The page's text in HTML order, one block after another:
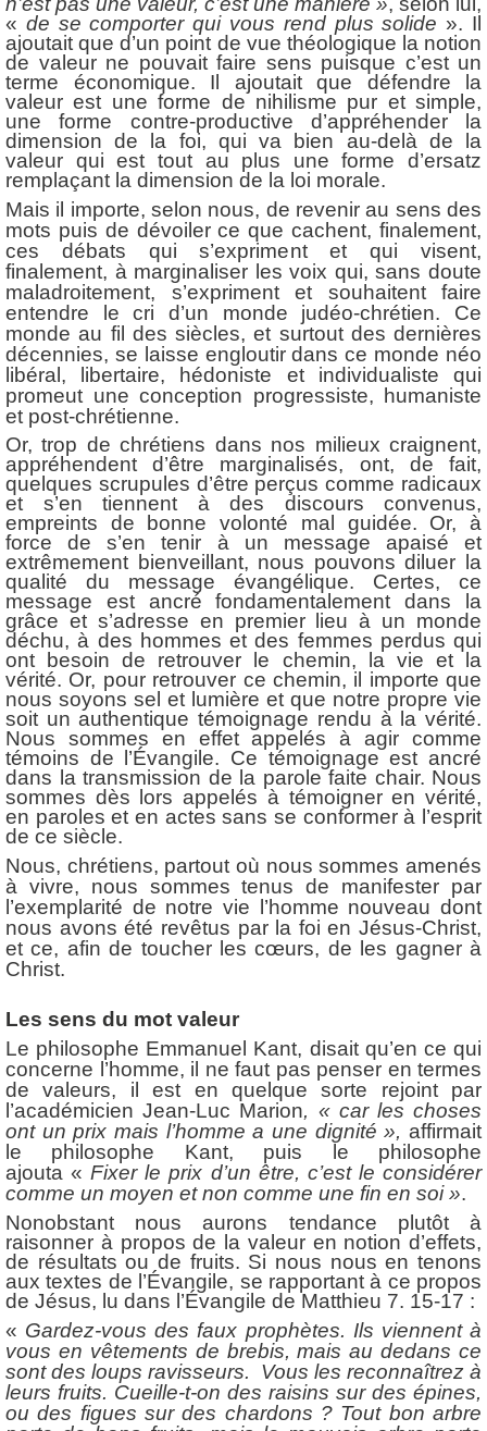
« de se comporter qui vous rend plus solide ». Il
ajoutait que d’un point de vue théologique la notion
de valeur ne pouvait faire sens puisque c’est un
terme économique. Il ajoutait que défendre la
valeur est une forme de nihilisme pur et simple,
une forme contre-productive d’appréhender la
dimension de la foi, qui va bien au-delà de la
valeur qui est tout au plus une forme d’ersatz
remplaçant la dimension de la loi morale.
Mais il importe, selon nous, de revenir au sens des
mots puis de dévoiler ce que cachent, finalement,
ces débats qui s’expriment et qui visent,
finalement, à marginaliser les voix qui, sans doute
maladroitement, s’expriment et souhaitent faire
entendre le cri d’un monde judéo-chrétien. Ce
monde au fil des siècles, et surtout des dernières
décennies, se laisse engloutir dans ce monde néo
libéral, libertaire, hédoniste et individualiste qui
promeut une conception progressiste, humaniste
et post-chrétienne.
Or, trop de chrétiens dans nos milieux craignent,
appréhendent d’être marginalisés, ont, de fait,
quelques scrupules d’être perçus comme radicaux
et s’en tiennent à des discours convenus,
empreints de bonne volonté mal guidée. Or, à
force de s’en tenir à un message apaisé et
extrêmement bienveillant, nous pouvons diluer la
qualité du message évangélique. Certes, ce
message est ancré fondamentalement dans la
grâce et s’adresse en premier lieu à un monde
déchu, à des hommes et des femmes perdus qui
ont besoin de retrouver le chemin, la vie et la
vérité. Or, pour retrouver ce chemin, il importe que
nous soyons sel et lumière et que notre propre vie
soit un authentique témoignage rendu à la vérité.
Nous sommes en effet appelés à agir comme
témoins de l’Évangile. Ce témoignage est ancré
dans la transmission de la parole faite chair. Nous
sommes dès lors appelés à témoigner en vérité,
en paroles et en actes sans se conformer à l’esprit
de ce siècle.
Nous, chrétiens, partout où nous sommes amenés
à vivre, nous sommes tenus de manifester par
l’exemplarité de notre vie l’homme nouveau dont
nous avons été revêtus par la foi en Jésus-Christ,
et ce, afin de toucher les cœurs, de les gagner à
Christ.
Les sens du mot valeur
Le philosophe Emmanuel Kant, disait qu’en ce qui
concerne l’homme, il ne faut pas penser en termes
de valeurs, il est en quelque sorte rejoint par
l’académicien Jean-Luc Marion, « car les choses
ont un prix mais l’homme a une dignité », affirmait
le philosophe Kant, puis le philosophe
ajouta «Fixer le prix d’un être, c’est le considérer
comme un moyen et non comme une fin en soi ».
Nonobstant nous aurons tendance plutôt à
raisonner à propos de la valeur en notion d’effets,
de résultats ou de fruits. Si nous nous en tenons
aux textes de l’Évangile, se rapportant à ce propos
de Jésus, lu dans l’Évangile de Matthieu 7. 15-17 :
« Gardez-vous des faux prophètes. Ils viennent à
vous en vêtements de brebis, mais au dedans ce
sont des loups ravisseurs. Vous les reconnaîtrez à
leurs fruits. Cueille-t-on des raisins sur des épines,
ou des figues sur des chardons ? Tout bon arbre